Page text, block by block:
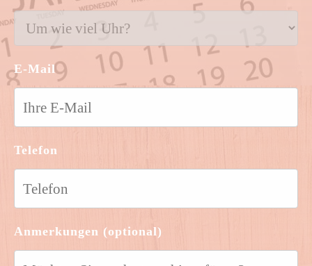
E-Mail
Telefon
Anmerkungen (optional)